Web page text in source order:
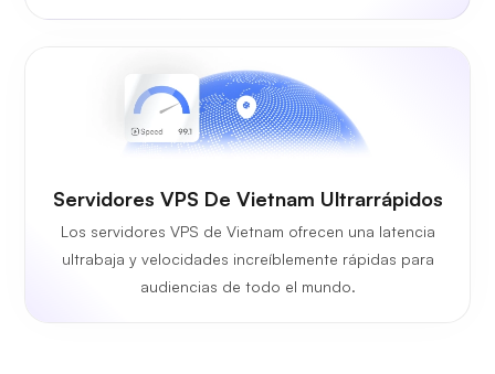
Servidores VPS De Vietnam Ultrarrápidos
Los servidores VPS de Vietnam ofrecen una latencia
ultrabaja y velocidades increíblemente rápidas para
audiencias de todo el mundo.